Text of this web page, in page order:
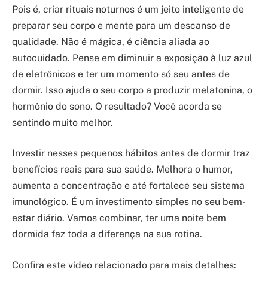
Pois é, criar rituais noturnos é um jeito inteligente de
preparar seu corpo e mente para um descanso de
qualidade. Não é mágica, é ciência aliada ao
autocuidado. Pense em diminuir a exposição à luz azul
de eletrônicos e ter um momento só seu antes de
dormir. Isso ajuda o seu corpo a produzir melatonina, o
hormônio do sono. O resultado? Você acorda se
sentindo muito melhor.
Investir nesses pequenos hábitos antes de dormir traz
benefícios reais para sua saúde. Melhora o humor,
aumenta a concentração e até fortalece seu sistema
imunológico. É um investimento simples no seu bem-
estar diário. Vamos combinar, ter uma noite bem
dormida faz toda a diferença na sua rotina.
Confira este vídeo relacionado para mais detalhes: